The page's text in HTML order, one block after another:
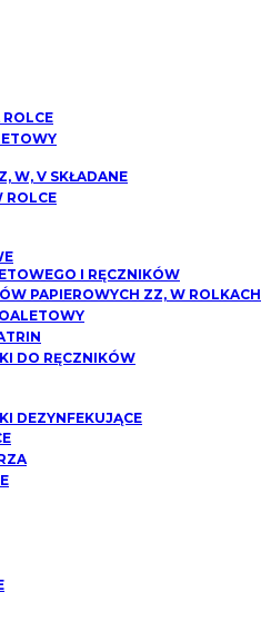
W, V SKŁADANE
ROLCE
I RĘCZNIKÓW
PAPIEROWYCH ZZ, W ROLKACH
DO RĘCZNIKÓW
DEZYNFEKUJĄCE